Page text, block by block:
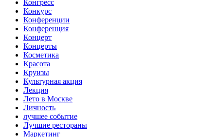
Конгресс
Конкурс
Конференции
Конференция
Концерт
Концерты
Косметика
Красота
Круизы
Культурная акция
Лекция
Лето в Москве
Личность
лучшее событие
Лучшие рестораны
Маркетинг